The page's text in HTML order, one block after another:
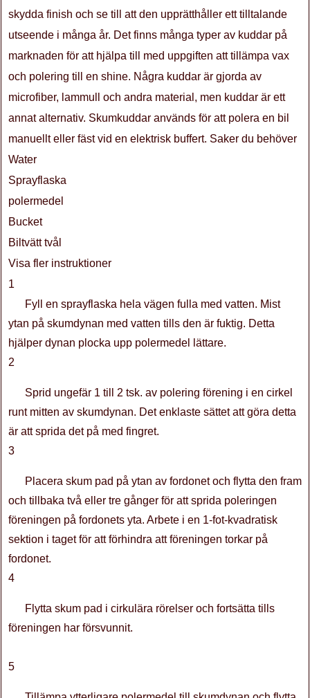
skydda finish och se till att den upprätthåller ett tilltalande
utseende i många år. Det finns många typer av kuddar på
marknaden för att hjälpa till med uppgiften att tillämpa vax
och polering till en shine. Några kuddar är gjorda av
microfiber, lammull och andra material, men kuddar är ett
annat alternativ. Skumkuddar används för att polera en bil
manuellt eller fäst vid en elektrisk buffert. Saker du behöver
Water
Sprayflaska
polermedel
Bucket
Biltvätt tvål
Visa fler instruktioner
1
Fyll en sprayflaska hela vägen fulla med vatten. Mist
ytan på skumdynan med vatten tills den är fuktig. Detta
hjälper dynan plocka upp polermedel lättare.
2
Sprid ungefär 1 till 2 tsk. av polering förening i en cirkel
runt mitten av skumdynan. Det enklaste sättet att göra detta
är att sprida det på med fingret.
3
Placera skum pad på ytan av fordonet och flytta den fram
och tillbaka två eller tre gånger för att sprida poleringen
föreningen på fordonets yta. Arbete i en 1-fot-kvadratisk
sektion i taget för att förhindra att föreningen torkar på
fordonet.
4
Flytta skum pad i cirkulära rörelser och fortsätta tills
föreningen har försvunnit.
5